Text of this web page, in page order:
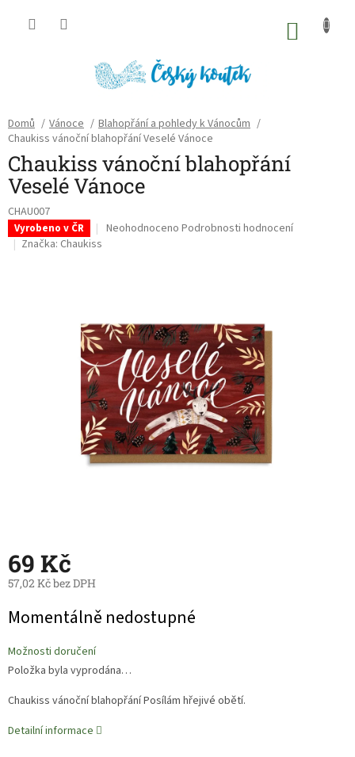
Domů / Vánoce / Blahopřání a pohledy k Vánocům /
Chaukiss vánoční blahopřání Veselé Vánoce
Chaukiss vánoční blahopřání
Veselé Vánoce
CHAU007
Vyrobeno v ČR
Průměrné
hvězdiček.
Neohodnoceno Podrobnosti hodnocení
Značka: Chaukiss
69 Kč
57,02 Kč bez DPH
cena:
Momentálně nedostupné
Možnosti doručení
Položka byla vyprodána…
Chaukiss vánoční blahopřání Posílám hřejivé obětí.
Detailní informace